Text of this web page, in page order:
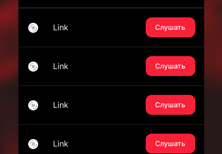
Link Слушать
Link Слушать
Link Слушать
Link Слушать